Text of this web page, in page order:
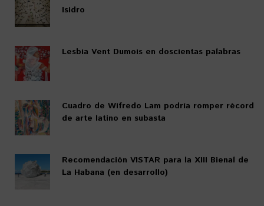
Isidro
Lesbia Vent Dumois en doscientas palabras
Cuadro de Wifredo Lam podría romper récord
de arte latino en subasta
Recomendación VISTAR para la XIII Bienal de
La Habana (en desarrollo)